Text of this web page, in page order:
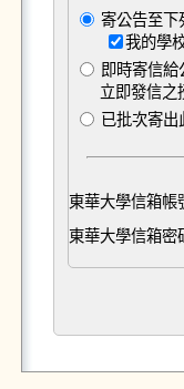
寄公告至下
我的學
即時寄信給
立即發信之
已批次寄
東華大學信箱帳
東華大學信箱密